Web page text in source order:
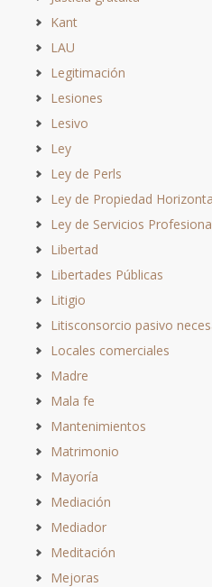
Kant
LAU
Legitimación
Lesiones
Lesivo
Ley
Ley de Perls
Ley de Propiedad
Ley de Servicios
Libertad
Libertades Públicas
Litigio
Litisconsorcio pasivo
Locales comerciales
Madre
Mala fe
Mantenimientos
Matrimonio
Mayoría
Mediación
Mediador
Meditación
Mejoras